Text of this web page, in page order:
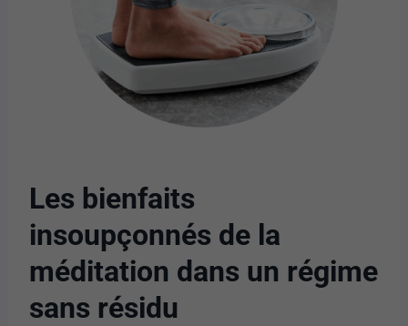
Les bienfaits
insoupçonnés de la
méditation dans un régime
sans résidu